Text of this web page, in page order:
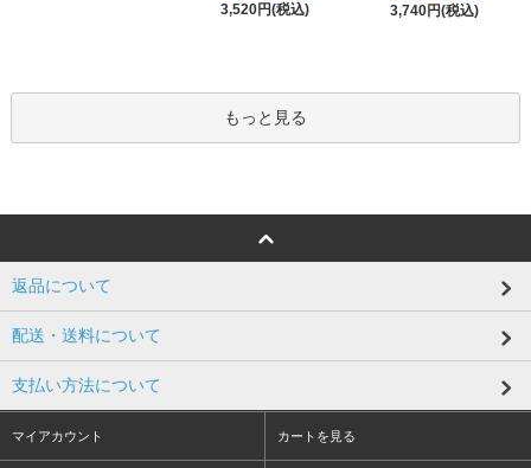
3,520円(税込)
3,740円(税込)
もっと見る
返品について
配送・送料について
支払い方法について
マイアカウント カートを見る